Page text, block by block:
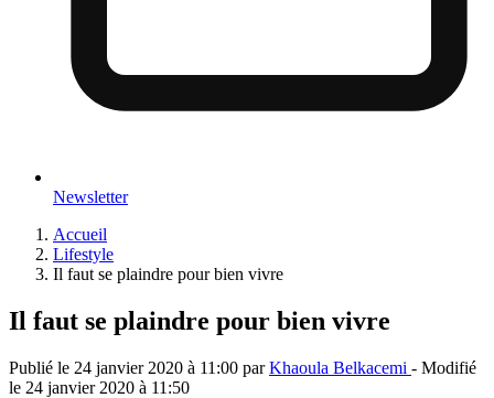
Newsletter
Accueil
Lifestyle
Il faut se plaindre pour bien vivre
Il faut se plaindre pour bien vivre
Publié le 24 janvier 2020 à 11:00 parKhaoula Belkacemi - Modifié
le 24 janvier 2020 à 11:50